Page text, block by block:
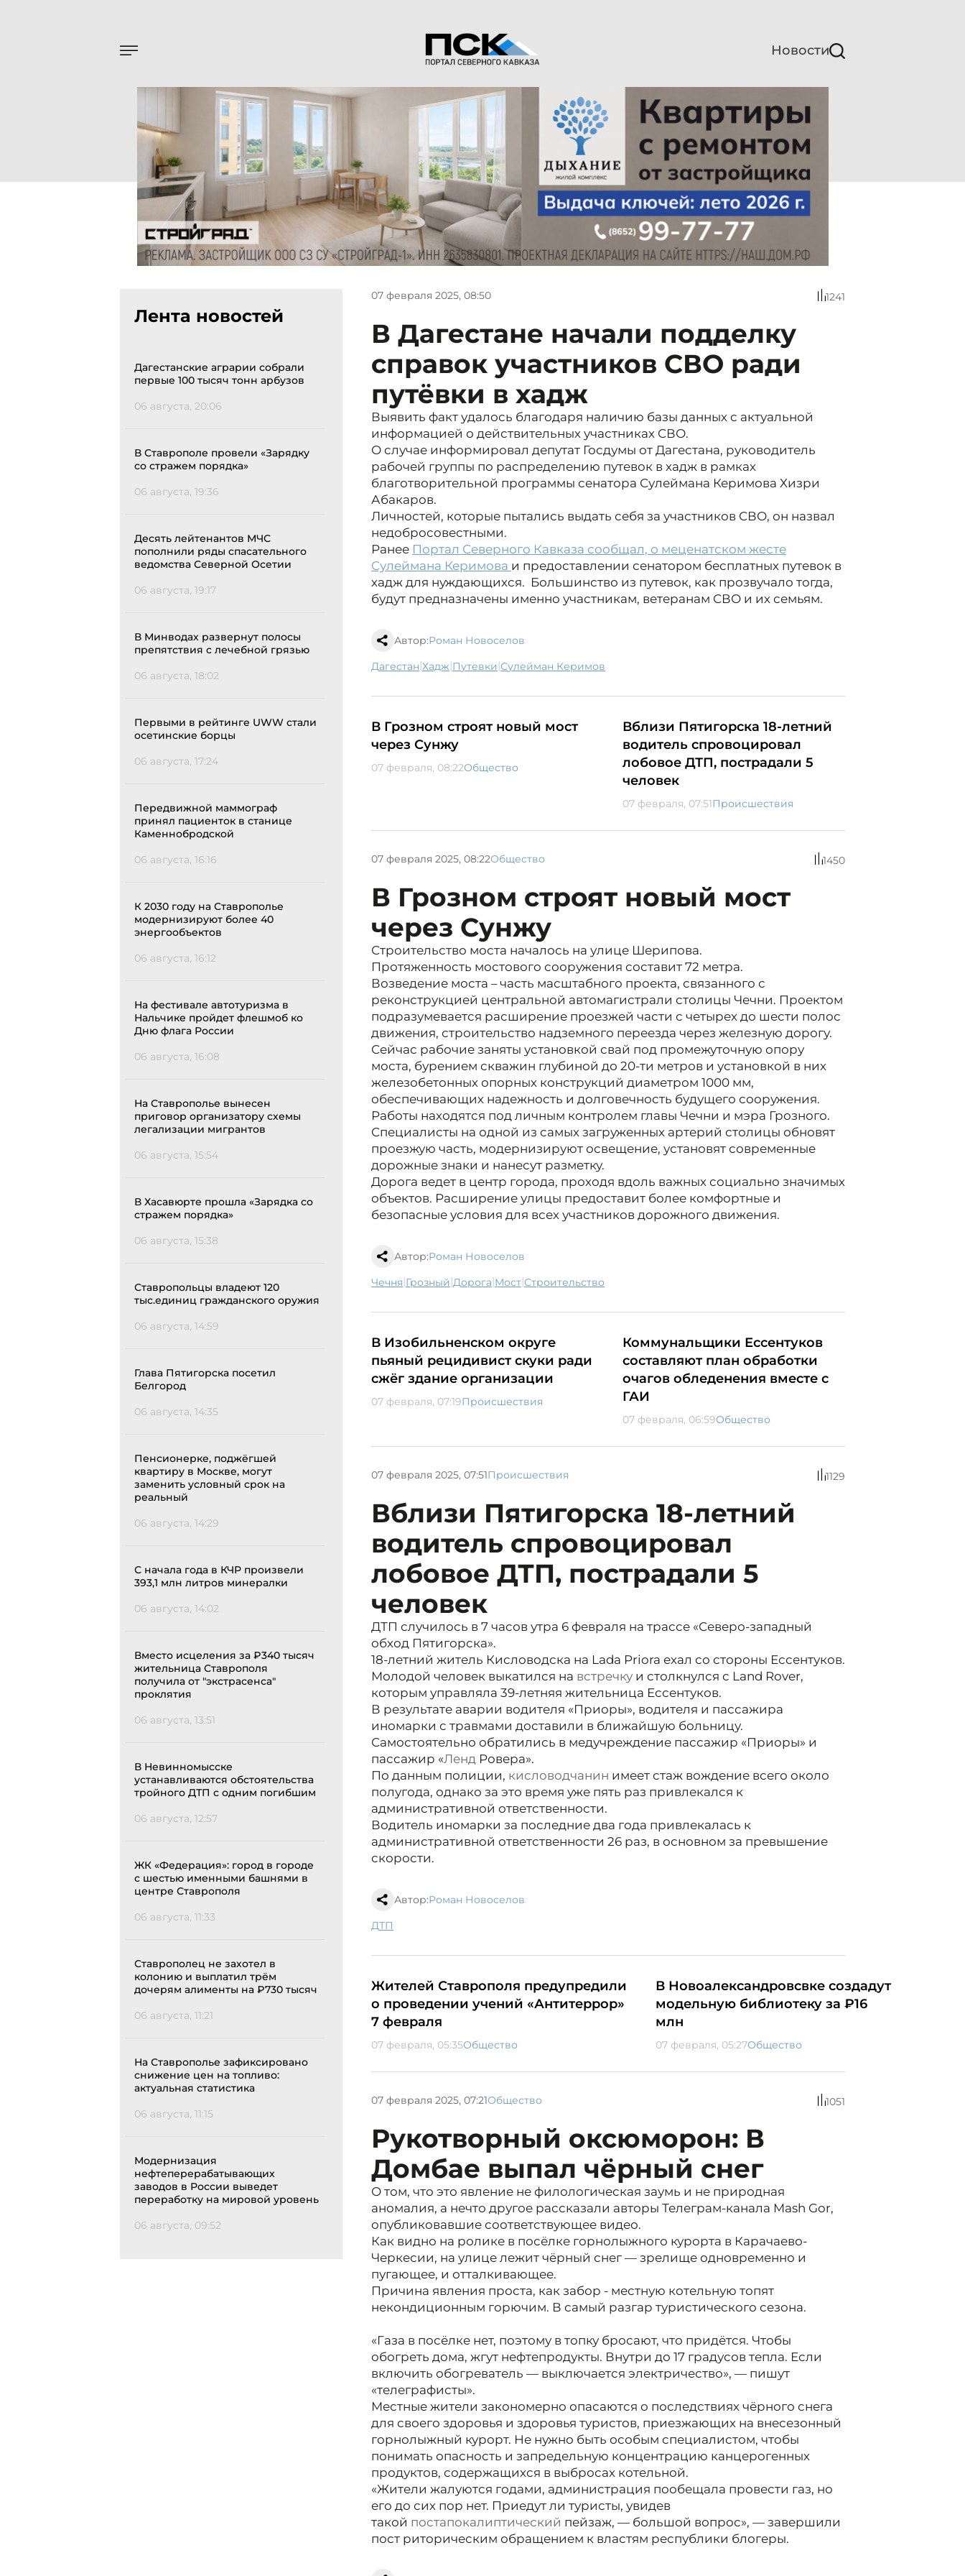
Новости
Лента новостей
Дагестанские аграрии собрали
первые 100 тысяч тонн арбузов
06 августа, 20:06
В Ставрополе провели «Зарядку
со стражем порядка»
06 августа, 19:36
Десять лейтенантов МЧС
пополнили ряды спасательного
ведомства Северной Осетии
06 августа, 19:17
В Минводах развернут полосы
препятствия с лечебной грязью
06 августа, 18:02
Первыми в рейтинге UWW стали
осетинские борцы
06 августа, 17:24
Передвижной маммограф
принял пациенток в станице
Каменнобродской
06 августа, 16:16
К 2030 году на Ставрополье
модернизируют более 40
энергообъектов
06 августа, 16:12
На фестивале автотуризма в
Нальчике пройдет флешмоб ко
Дню флага России
06 августа, 16:08
На Ставрополье вынесен
приговор организатору схемы
легализации мигрантов
06 августа, 15:54
В Хасавюрте прошла «Зарядка со
стражем порядка»
06 августа, 15:38
Ставропольцы владеют 120
тыс.единиц гражданского оружия
06 августа, 14:59
Глава Пятигорска посетил
Белгород
06 августа, 14:35
Пенсионерке, поджёгшей
квартиру в Москве, могут
заменить условный срок на
реальный
06 августа, 14:29
С начала года в КЧР произвели
393,1 млн литров минералки
06 августа, 14:02
Вместо исцеления за ₽340 тысяч
жительница Ставрополя
получила от "экстрасенса"
проклятия
06 августа, 13:51
В Невинномысске
устанавливаются обстоятельства
тройного ДТП с одним погибшим
06 августа, 12:57
ЖК «Федерация»: город в городе
с шестью именными башнями в
центре Ставрополя
06 августа, 11:33
Ставрополец не захотел в
колонию и выплатил трём
дочерям алименты на ₽730 тысяч
06 августа, 11:21
На Ставрополье зафиксировано
снижение цен на топливо:
актуальная статистика
06 августа, 11:15
Модернизация
нефтеперерабатывающих
заводов в России выведет
переработку на мировой уровень
06 августа, 09:52
07 февраля 2025, 08:50 1241
В Дагестане начали подделку
справок участников СВО ради
путёвки в хадж
Выявить факт удалось благодаря наличию базы данных с актуальной
информацией о действительных участниках СВО.
О случае информировал депутат Госдумы от Дагестана, руководитель
рабочей группы по распределению путевок в хадж в рамках
благотворительной программы сенатора Сулеймана Керимова Хизри
Абакаров.
Личностей, которые пытались выдать себя за участников СВО, он назвал
недобросовестными.
Ранее Портал Северного Кавказа сообщал, о меценатском жесте
Сулеймана Керимова и предоставлении сенатором бесплатных путевок в
хадж для нуждающихся. Большинство из путевок, как прозвучало тогда,
будут предназначены именно участникам, ветеранам СВО и их семьям.
Автор:Роман Новоселов
Дагестан| хадж| путевки| Сулейман Керимов
В Грозном строят новый мост
через Сунжу
07 февраля, 08:22Общество
Вблизи Пятигорска 18-летний
водитель спровоцировал
лобовое ДТП, пострадали 5
человек
07 февраля, 07:51Происшествия
07 февраля 2025, 08:22Общество 1450
В Грозном строят новый мост
через Сунжу
Строительство моста началось на улице Шерипова.
Протяженность мостового сооружения составит 72 метра.
Возведение моста – часть масштабного проекта, связанного с
реконструкцией центральной автомагистрали столицы Чечни. Проектом
подразумевается расширение проезжей части с четырех до шести полос
движения, строительство надземного переезда через железную дорогу.
Сейчас рабочие заняты установкой свай под промежуточную опору
моста, бурением скважин глубиной до 20-ти метров и установкой в них
железобетонных опорных конструкций диаметром 1000 мм,
обеспечивающих надежность и долговечность будущего сооружения.
Работы находятся под личным контролем главы Чечни и мэра Грозного.
Специалисты на одной из самых загруженных артерий столицы обновят
проезжую часть, модернизируют освещение, установят современные
дорожные знаки и нанесут разметку.
Дорога ведет в центр города, проходя вдоль важных социально значимых
объектов. Расширение улицы предоставит более комфортные и
безопасные условия для всех участников дорожного движения.
Автор:Роман Новоселов
Чечня| Грозный| дорога| мост| строительство
В Изобильненском округе
пьяный рецидивист скуки ради
сжёг здание организации
07 февраля, 07:19Происшествия
Коммунальщики Ессентуков
составляют план обработки
очагов обледенения вместе с
ГАИ
07 февраля, 06:59Общество
07 февраля 2025, 07:51Происшествия 1129
Вблизи Пятигорска 18-летний
водитель спровоцировал
лобовое ДТП, пострадали 5
человек
ДТП случилось в 7 часов утра 6 февраля на трассе «Северо-западный
обход Пятигорска».
18-летний житель Кисловодска на Lada Priora ехал со стороны Ессентуков.
Молодой человек выкатился на встречку и столкнулся с Land Rover,
которым управляла 39-летняя жительница Ессентуков.
В результате аварии водителя «Приоры», водителя и пассажира
иномарки с травмами доставили в ближайшую больницу.
Самостоятельно обратились в медучреждение пассажир «Приоры» и
пассажир «Ленд Ровера».
По данным полиции, кисловодчанин имеет стаж вождение всего около
полугода, однако за это время уже пять раз привлекался к
административной ответственности.
Водитель иномарки за последние два года привлекалась к
административной ответственности 26 раз, в основном за превышение
скорости.
Автор:Роман Новоселов
ДТП
Жителей Ставрополя предупредили
о проведении учений «Антитеррор»
7 февраля
07 февраля, 05:35Общество
В Новоалександровсвке создадут
модельную библиотеку за ₽16
млн
07 февраля, 05:27Общество
07 февраля 2025, 07:21Общество 1051
Рукотворный оксюморон: В
Домбае выпал чёрный снег
О том, что это явление не филологическая заумь и не природная
аномалия, а нечто другое рассказали авторы Телеграм-канала Mash Gor,
опубликовавшие соответствующее видео.
Как видно на ролике в посёлке горнолыжного курорта в Карачаево-
Черкесии, на улице лежит чёрный снег — зрелище одновременно и
пугающее, и отталкивающее.
Причина явления проста, как забор - местную котельную топят
некондиционным горючим. В самый разгар туристического сезона.
«Газа в посёлке нет, поэтому в топку бросают, что придётся. Чтобы
обогреть дома, жгут нефтепродукты. Внутри до 17 градусов тепла. Если
включить обогреватель — выключается электричество», — пишут
«телеграфисты».
Местные жители закономерно опасаются о последствиях чёрного снега
для своего здоровья и здоровья туристов, приезжающих на внесезонный
горнолыжный курорт. Не нужно быть особым специалистом, чтобы
понимать опасность и запредельную концентрацию канцерогенных
продуктов, содержащихся в выбросах котельной.
«Жители жалуются годами, администрация пообещала провести газ, но
его до сих пор нет. Приедут ли туристы, увидев
такой постапокалиптический пейзаж, — большой вопрос», — завершили
пост риторическим обращением к властям республики блогеры.